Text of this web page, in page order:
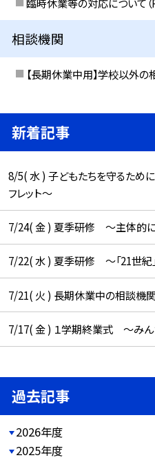
相談機関
【長期休業中用】学校以外
新着記事
8/5( 水 ) 子どもたちを守るため
フレット～
7/24( 金 ) 夏季研修 ～主体的
7/22( 水 ) 夏季研修 ～「21世紀
7/21( 火 ) 長期休業中の相談機
7/17( 金 ) １学期終業式 ～みん
過去記事
2026年度
2025年度